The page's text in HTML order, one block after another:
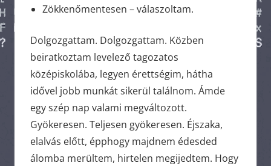
Zökkenőmentesen – válaszoltam.
Dolgozgattam. Dolgozgattam. Közben
beiratkoztam levelező tagozatos
középiskolába, legyen érettségim, hátha
idővel jobb munkát sikerül találnom. Ámde
egy szép nap valami megváltozott.
Gyökeresen. Teljesen gyökeresen. Éjszaka,
elalvás előtt, épphogy majdnem édesded
álomba merültem, hirtelen megijedtem. Hogy